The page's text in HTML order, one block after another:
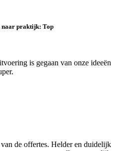
naar praktijk: Top
is gegaan van onze ideeën
de offertes. Helder en duidelijk